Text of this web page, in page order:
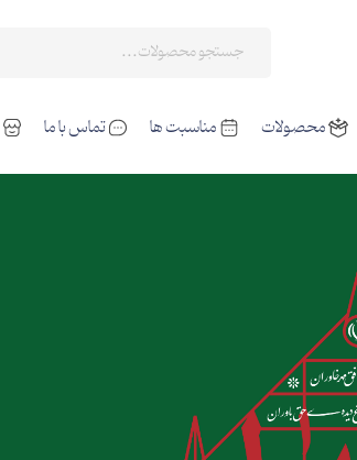
محصولات مناسبت ها تماس با ما